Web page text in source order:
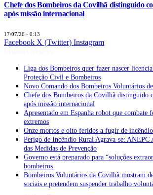
Chefe dos Bombeiros da Covilhã distinguido
após missão internacional
17/07/26 - 0:13
Facebook X (Twitter) Instagram
Liga dos Bombeiros quer fazer nascer
Proteção Civil e Bombeiros
Novo Comando dos Bombeiros Voluntários
Chefe dos Bombeiros da Covilhã distinguido
após missão internacional
Apresentado em Espanha robot que combate
extremos
Onze mortos e oito feridos a fugir de
Perigo de Incêndio Rural Agrava-se: ANEPC
das Medidas de Prevenção
Governo está preparado para “soluções
bombeiros
Bombeiros Voluntários da Covilhã mostram
sociais e pretendem suspender trabalho